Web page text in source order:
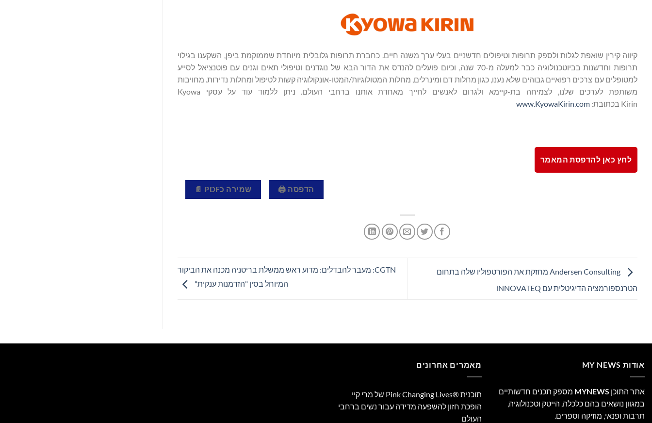
קיווה קירין שואפת לגלות ולספק תרופות וטיפולים חדשניים בעלי ערך משנה חיים. כחברת תרופות גלובלית מיוחדת שממוקמת ביפן, השקענו בגילוי
תרופות וחדשנות בביוטכנולוגיה כבר למעלה מ-70 שנה, וכיום פועלים להנדס את הדור הבא של נוגדנים וטיפולי תאים וגנים עם פוטנציאל לסייע
למטופלים עם צרכים רפואיים גבוהים שלא נענו, כגון מחלות דם ומינרלים, מחלות המטולוגיות/המטו-אונקולוגיה קשות לטיפול ומחלות נדירות. מחויבות
משותפת לערכים שלנו, לצמיחה בת-קיימא ולגרום לאנשים לחייך מאחדת אותנו ברחבי העולם. ניתן ללמוד עוד על עסקי Kyowa
Kirin בכתובת:
www.KyowaKirin.com
לחץ כאן להדפסת המאמר
הדפסה 🖨 שמירה כPDF 📄
Andersen Consulting מחזקת את הפורטפוליו שלה בתחום
הטרנספורמציה הדיגיטלית עם iNNOVATEQ
CGTN: מעבר להבדלים: מדוע ראש ממשלת בריטניה מכנה את הביקור
המיוחל בסין "הזדמנות ענקית"
אודות MY NEWS
אתר התוכן MYNEWS מספק תכנים חדשותיים
במגוון נושאים בהם כלכלה, הייטק וטכנולוגיה,
תרבות ופנאי, מוזיקה וספרים.
מאמרים אחרונים
תוכנית Pink Changing Lives®‎ של מרי קיי
הופכת חזון להשפעה מדידה עבור נשים ברחבי
העולם